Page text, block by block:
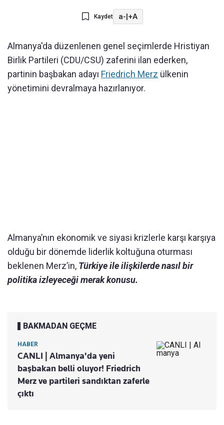
Kaydet a-|+A
Almanya'da düzenlenen genel seçimlerde Hristiyan
Birlik Partileri (CDU/CSU) zaferini ilan ederken,
partinin başbakan adayı Friedrich Merz ülkenin
yönetimini devralmaya hazırlanıyor.
Almanya’nın ekonomik ve siyasi krizlerle karşı karşıya
olduğu bir dönemde liderlik koltuğuna oturması
beklenen Merz’in, Türkiye ile ilişkilerde nasıl bir
politika izleyeceği merak konusu.
BAKMADAN GEÇME
HABER
CANLI | Almanya'da yeni
başbakan belli oluyor! Friedrich
Merz ve partileri sandıktan zaferle
çıktı